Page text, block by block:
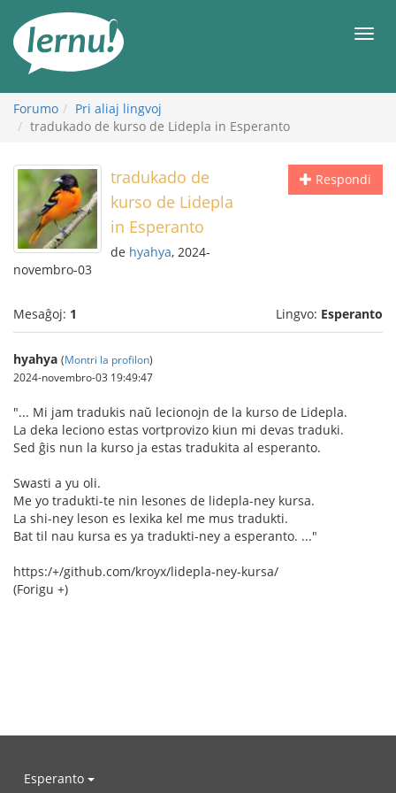
enhavo
Forumo
Pri aliaj lingvoj
tradukado de kurso de Lidepla in Esperanto
Respondi
tradukado de
kurso de Lidepla
in Esperanto
de hyahya, 2024-
novembro-03
Mesaĝoj: 1 Lingvo: Esperanto
hyahya (Montri la profilon)
2024-novembro-03 19:49:47
"... Mi jam tradukis naŭ lecionojn de la kurso de Lidepla.
La deka leciono estas vortprovizo kiun mi devas traduki.
Sed ĝis nun la kurso ja estas tradukita al esperanto.
Swasti a yu oli.
Me yo tradukti-te nin lesones de lidepla-ney kursa.
La shi-ney leson es lexika kel me mus tradukti.
Bat til nau kursa es ya tradukti-ney a esperanto. ..."
https:/+/github.com/kroyx/lidepla-ney-kursa/
(Forigu +)
Esperanto